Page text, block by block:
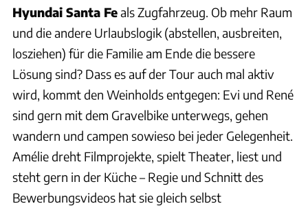
Hyundai Santa Feals Zugfahrzeug. Ob mehr Raum
und die andere Urlaubslogik (abstellen, ausbreiten,
losziehen) für die Familie am Ende die bessere
Lösung sind? Dass es auf der Tour auch mal aktiv
wird, kommt den Weinholds entgegen: Evi und René
sind gern mit dem Gravelbike unterwegs, gehen
wandern und campen sowieso bei jeder Gelegenheit.
Amélie dreht Filmprojekte, spielt Theater, liest und
steht gern in der Küche – Regie und Schnitt des
Bewerbungsvideos hat sie gleich selbst